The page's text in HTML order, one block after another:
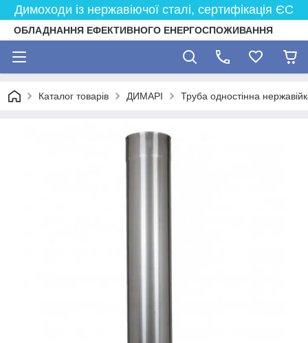
Димоходи із нержавіючої сталі, сертифікація ЄС
ОБЛАДНАННЯ ЕФЕКТИВНОГО ЕНЕРГОСПОЖИВАННЯ
Каталог товарів ДИМАРІ Труба одностінна